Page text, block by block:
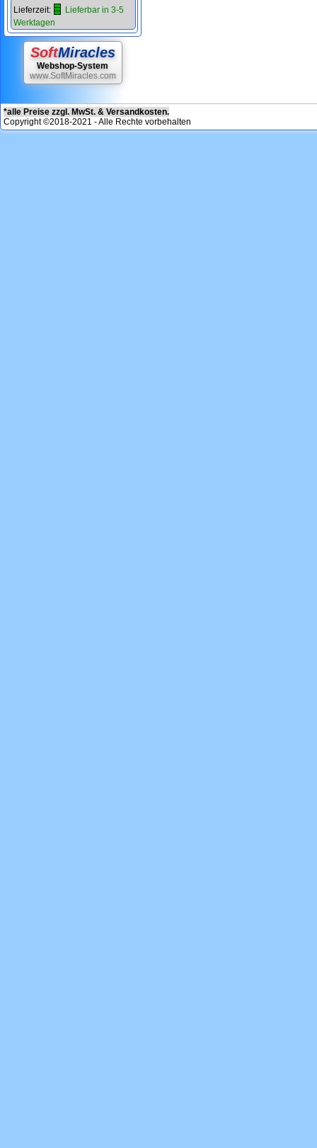
Lieferzeit:
Lieferbar in 3-5
Werktagen
SoftMiracles
Webshop-System
www.SoftMiracles.com
*alle Preise zzgl. MwSt. & Versandkosten.
Copyright ©2018-2021 - Alle Rechte vorbehalten